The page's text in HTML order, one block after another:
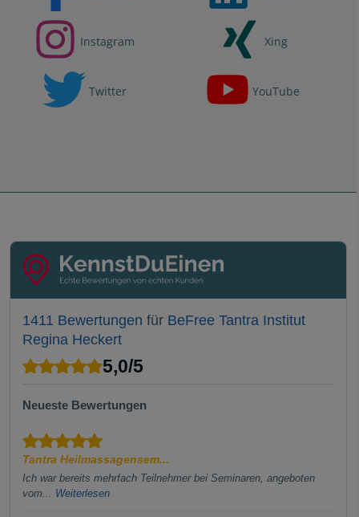
Instagram Xing
Twitter YouTube
1411 Bewertungen für BeFree Tantra Institut
Regina Heckert
5,0/5
Neueste Bewertungen
Tantra Heilmassagensem...
Ich war bereits mehrfach Teilnehmer bei Seminaren, angeboten
vom... Weiterlesen